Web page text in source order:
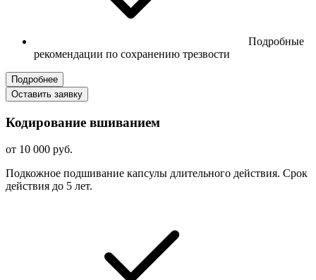
Подробные
рекомендации по сохранению трезвости
Подробнее
Оставить заявку
Кодирование вшиванием
от 10 000 руб.
Подкожное подшивание капсулы длительного действия. Срок
действия до 5 лет.